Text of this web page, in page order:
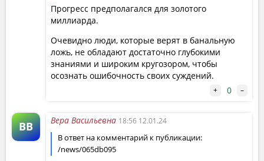
Прогресс предполагался для золотого
миллиарда.
Очевидно люди, которые верят в банальную
ложь, не обладают достаточно глубокими
знаниями и широким кругозором, чтобы
осознать ошибочность своих суждений.
+ 0 –
ВВ
Вера Васильевна 18:56 12.01.24
В ответ на комментарий к публикации:
/news/065db095